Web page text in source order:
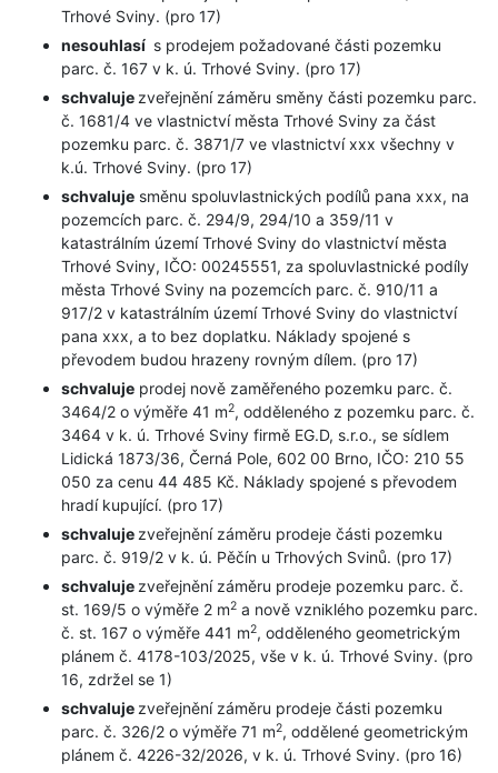
Trhové Sviny. (pro 17)
nesouhlasí s prodejem požadované části pozemku
parc. č. 167 v k. ú. Trhové Sviny. (pro 17)
schvaluje zveřejnění záměru směny části pozemku parc.
č. 1681/4 ve vlastnictví města Trhové Sviny za část
pozemku parc. č. 3871/7 ve vlastnictví xxx všechny v
k.ú. Trhové Sviny. (pro 17)
schvaluje směnu spoluvlastnických podílů pana xxx, na
pozemcích parc. č. 294/9, 294/10 a 359/11 v
katastrálním území Trhové Sviny do vlastnictví města
Trhové Sviny, IČO: 00245551, za spoluvlastnické podíly
města Trhové Sviny na pozemcích parc. č. 910/11 a
917/2 v katastrálním území Trhové Sviny do vlastnictví
pana xxx, a to bez doplatku. Náklady spojené s
převodem budou hrazeny rovným dílem. (pro 17)
schvaluje prodej nově zaměřeného pozemku parc. č.
3464/2 o výměře 41 m2, odděleného z pozemku parc. č.
3464 v k. ú. Trhové Sviny firmě EG.D, s.r.o., se sídlem
Lidická 1873/36, Černá Pole, 602 00 Brno, IČO: 210 55
050 za cenu 44 485 Kč. Náklady spojené s převodem
hradí kupující. (pro 17)
schvaluje zveřejnění záměru prodeje části pozemku
parc. č. 919/2 v k. ú. Pěčín u Trhových Svinů. (pro 17)
schvaluje zveřejnění záměru prodeje pozemku parc. č.
st. 169/5 o výměře 2 m2 a nově vzniklého pozemku parc.
č. st. 167 o výměře 441 m2, odděleného geometrickým
plánem č. 4178-103/2025, vše v k. ú. Trhové Sviny. (pro
16, zdržel se 1)
schvaluje zveřejnění záměru prodeje části pozemku
parc. č. 326/2 o výměře 71 m2, oddělené geometrickým
plánem č. 4226-32/2026, v k. ú. Trhové Sviny. (pro 16)